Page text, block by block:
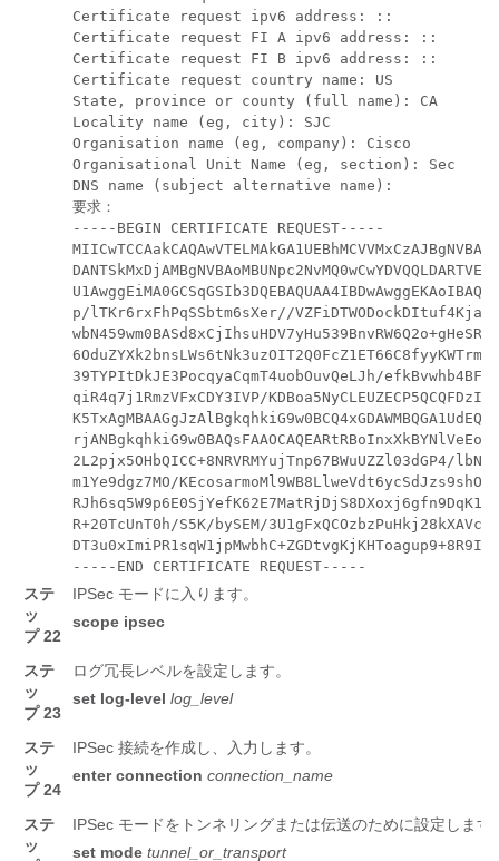
Certificate request ipv6 address: ::
Certificate request FI A ipv6 address: ::
Certificate request FI B ipv6 address: ::
Certificate request country name: US
State, province or county (full name): CA
Locality name (eg, city): SJC
Organisation name (eg, company): Cisco
Organisational Unit Name (eg, section): Sec
DNS name (subject alternative name):
要求：
-----BEGIN CERTIFICATE REQUEST-----
p/lTKr6rxFhPqSSbtm6sXer//
39TYPItDkJE3PocqyaCqmT4uobOuvQeLJh/
qiR4q7j1RmzVFxCDY3IVP/
2L2pjx5OHbQICC+8NRVRMYujTnp67BWuUZZl03dGP4/
m1Ye9dgz7MO/
R+20TcUnT0h/S5K/bySEM/
-----END CERTIFICATE REQUEST-----
ステ
ッ
プ 22
IPSec モードに入ります。
scope ipsec
ステ
ッ
プ 23
ログ冗長レベルを設定します。
set log-level log_level
ステ
ッ
プ 24
IPSec 接続を作成し、入力します。
enter connection connection_name
ステ
ッ
IPSec モードをトンネリングまたは伝送のために設定します
set mode tunnel_or_transport